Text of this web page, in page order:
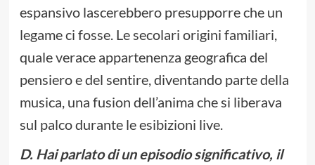
espansivo lascerebbero presupporre che un
legame ci fosse. Le secolari origini familiari,
quale verace appartenenza geografica del
pensiero e del sentire, diventando parte della
musica, una fusion dell’anima che si liberava
sul palco durante le esibizioni live.
D. Hai parlato di un episodio significativo, il